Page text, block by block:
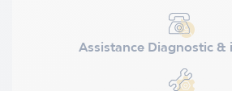
Assistance Diagnostic &